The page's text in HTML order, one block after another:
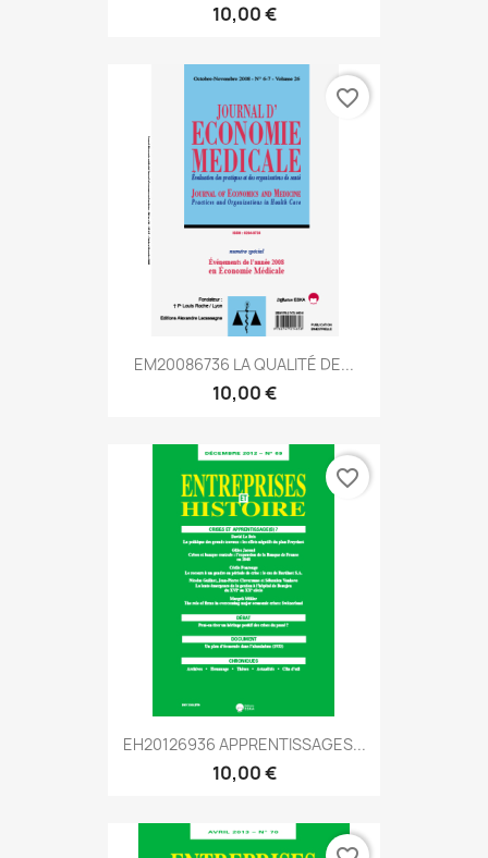
10,00 €
EM20086736 LA QUALITÉ DE...
10,00 €
favorite_border
EH20126936 APPRENTISSAGES...
10,00 €
favorite_border